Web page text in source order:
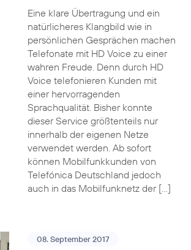
Eine klare Übertragung und ein
natürlicheres Klangbild wie in
persönlichen Gesprächen machen
Telefonate mit HD Voice zu einer
wahren Freude. Denn durch HD
Voice telefonieren Kunden mit
einer hervorragenden
Sprachqualität. Bisher konnte
dieser Service größtenteils nur
innerhalb der eigenen Netze
verwendet werden. Ab sofort
können Mobilfunkkunden von
Telefónica Deutschland jedoch
auch in das Mobilfunknetz der […]
08. September 2017